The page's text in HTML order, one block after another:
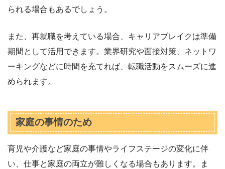
られる場合もあるでしょう。
また、再就職を考えている場合、キャリアブレイクは準備
期間として活用できます。業界研究や面接対策、ネットワ
ーキングなどに時間を充てれば、転職活動をスムーズに進
められます。
家庭の事情のため
育児や介護など家庭の事情やライフステージの変化に伴
い、仕事と家庭の両立が難しくなる場合もあります。ま